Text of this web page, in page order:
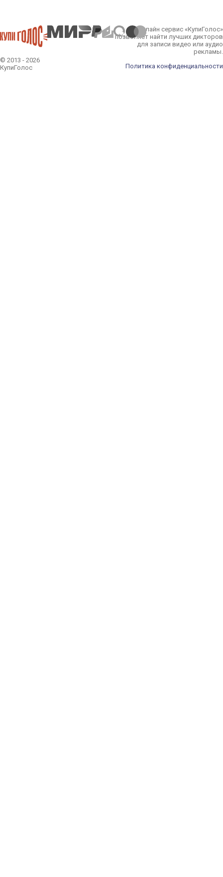
© 2013 - 2026
КупиГолос
Онлайн сервис «КупиГолос»
позволяет найти лучших дикторов
для записи видео или аудио
рекламы.
Политика конфиденциальности